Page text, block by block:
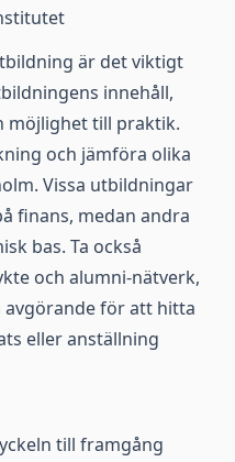
är det viktigt
innehåll,
möjlighet till praktik.
och jämföra olika
Vissa utbildningar
finans, medan andra
bas. Ta också
och alumni-nätverk,
avgörande för att hitta
eller anställning
till framgång